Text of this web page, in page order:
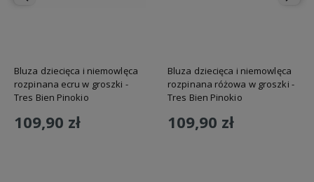
Bluza dziecięca i niemowlęca
rozpinana ecru w groszki -
Tres Bien Pinokio
109,90 zł
Bluza dziecięca i niemowlęca
rozpinana różowa w groszki -
Tres Bien Pinokio
109,90 zł